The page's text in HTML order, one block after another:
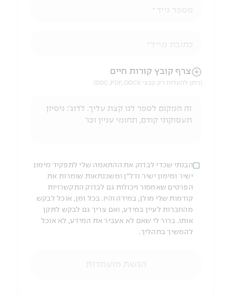
הניווט לאחר העלאת הקובץ באמצעות מקש ה-TAB
צרף קובץ קורות חיים
(ניתן להעלות רק קבצי DOC ,PDF, DOCX)
הבנתי שכדי לבדוק את ההתאמה שלי לתפקיד מימון
ישיר ומימון ישיר נדל"ן ומשכנתאות שומרות את
הפרטים שאמסור ויכולות גם לבדוק התקשרויות
קודמות שלי מולן, במידה והיו. בכל זמן, אוכל לבקש
מהחברות לעיין במידע, ואם צריך גם לבקש לתקן
אותו. ברור לי שאם לא אעביר את המידע, לא אוכל
להמשיך בתהליך.